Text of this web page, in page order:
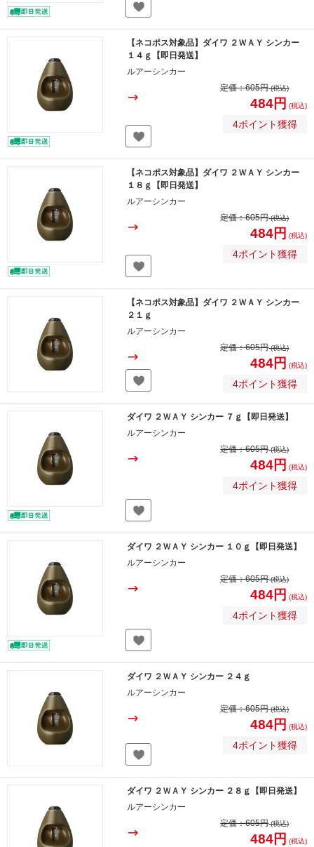
【ネコポス対象品】ダイワ ２ＷＡＹ シンカー
１４ｇ【即日発送】
ルアーシンカー
定価：605円(税込)
484円 (税込)
4ポイント獲得
【ネコポス対象品】ダイワ ２ＷＡＹ シンカー
１８ｇ【即日発送】
ルアーシンカー
定価：605円(税込)
484円 (税込)
4ポイント獲得
【ネコポス対象品】ダイワ ２ＷＡＹ シンカー
２１ｇ
ルアーシンカー
定価：605円(税込)
484円 (税込)
4ポイント獲得
ダイワ ２ＷＡＹ シンカー ７ｇ【即日発送】
ルアーシンカー
定価：605円(税込)
484円 (税込)
4ポイント獲得
ダイワ ２ＷＡＹ シンカー １０ｇ【即日発送】
ルアーシンカー
定価：605円(税込)
484円 (税込)
4ポイント獲得
ダイワ ２ＷＡＹ シンカー ２４ｇ
ルアーシンカー
定価：605円(税込)
484円 (税込)
4ポイント獲得
ダイワ ２ＷＡＹ シンカー ２８ｇ【即日発送】
ルアーシンカー
定価：605円(税込)
484円 (税込)